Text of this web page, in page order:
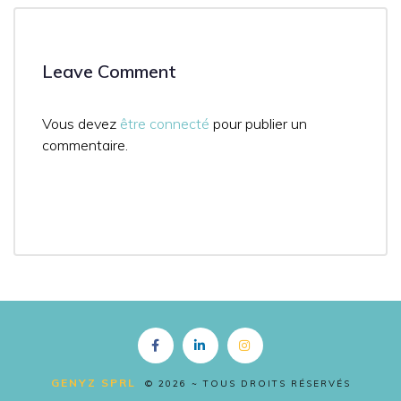
Leave Comment
Vous devez être connecté pour publier un
commentaire.
Copyright FR
GENYZ SPRL
© 2026 ~ TOUS DROITS RÉSERVÉS